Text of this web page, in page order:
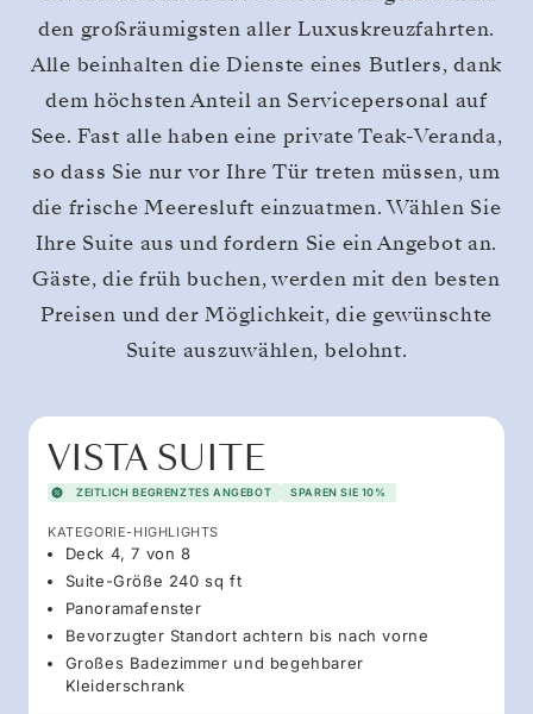
den großräumigsten aller Luxuskreuzfahrten.
Alle beinhalten die Dienste eines Butlers, dank
dem höchsten Anteil an Servicepersonal auf
See. Fast alle haben eine private Teak-Veranda,
so dass Sie nur vor Ihre Tür treten müssen, um
die frische Meeresluft einzuatmen. Wählen Sie
Ihre Suite aus und fordern Sie ein Angebot an.
Gäste, die früh buchen, werden mit den besten
Preisen und der Möglichkeit, die gewünschte
Suite auszuwählen, belohnt.
VISTA SUITE
ZEITLICH BEGRENZTES ANGEBOT SPAREN SIE 10%
KATEGORIE-HIGHLIGHTS
Deck 4, 7 von 8
Suite-Größe 240 sq ft
Panoramafenster
Bevorzugter Standort achtern bis nach vorne
Großes Badezimmer und begehbarer
Kleiderschrank